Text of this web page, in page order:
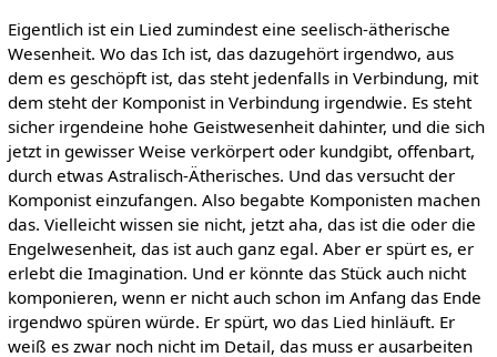
Eigentlich ist ein Lied zumindest eine seelisch-ätherische
Wesenheit. Wo das Ich ist, das dazugehört irgendwo, aus
dem es geschöpft ist, das steht jedenfalls in Verbindung, mit
dem steht der Komponist in Verbindung irgendwie. Es steht
sicher irgendeine hohe Geistwesenheit dahinter, und die sich
jetzt in gewisser Weise verkörpert oder kundgibt, offenbart,
durch etwas Astralisch-Ätherisches. Und das versucht der
Komponist einzufangen. Also begabte Komponisten machen
das. Vielleicht wissen sie nicht, jetzt aha, das ist die oder die
Engelwesenheit, das ist auch ganz egal. Aber er spürt es, er
erlebt die Imagination. Und er könnte das Stück auch nicht
komponieren, wenn er nicht auch schon im Anfang das Ende
irgendwo spüren würde. Er spürt, wo das Lied hinläuft. Er
weiß es zwar noch nicht im Detail, das muss er ausarbeiten